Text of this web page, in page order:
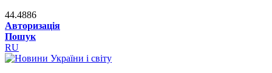
44.4886
Авторизація
Пошук
RU